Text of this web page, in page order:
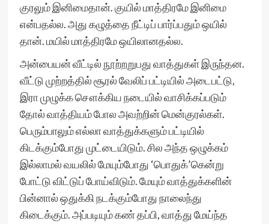
குரலும் இனிமைதான். குயில் மாத்திரமே இனிமை
என்பதல்ல. அது கழுத்தை நீட்டிப் பார்ப்பதும் ஒயில்
தான். மயில் மாத்திரமே ஒயிலானதல்ல.
அன்பையன் வீட்டில் நூற்றறுபது வாத்துகள் இருந்தன.
வீட்டு முற்றத்தில் சூரல் வேலிப் பட்டியில் அடைபட்டு,
இரா முழுக்க சௌக்கிய நடையில் வாசிக்கப்படும்
தோல் வாத்தியம் போல அவற்றின் மென்குரல்கள்.
பெரும்பாலும் எல்லா வாத்துக்களும் பட்டியில்
கிடக்கும்போது முட்டையிடும். சில அந்த ஒழுக்கம்
இல்லாமல் வயலில் மேயும்போது ‘பொதுக்’கென்று
போட்டு விட்டுப் போய்விடும். மேயும் வாத்துக்களின்
பின்னால் ஒதுக்கி நடக்கும்போது நாலைந்து
கிடைக்கும். அப்படியும் கண் தப்பி, வாத்து மேய்ந்த